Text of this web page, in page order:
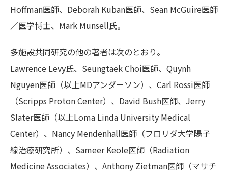
Hoffman医師、Deborah Kuban医師、Sean McGuire医師
／医学博士、Mark Munsell氏。
多施設共同研究の他の著者は次のとおり。
Lawrence Levy氏、Seungtaek Choi医師、Quynh
Nguyen医師（以上MDアンダーソン）、Carl Rossi医師
（Scripps Proton Center）、David Bush医師、Jerry
Slater医師（以上Loma Linda University Medical
Center）、Nancy Mendenhall医師（フロリダ大学陽子
線治療研究所）、Sameer Keole医師（Radiation
Medicine Associates）、Anthony Zietman医師（マサチ